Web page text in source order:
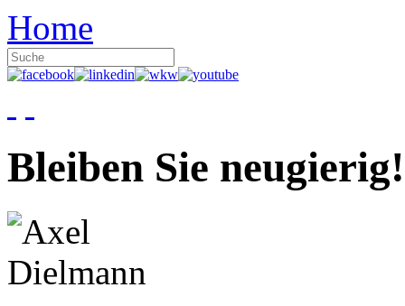
Home
Bleiben Sie neugierig!